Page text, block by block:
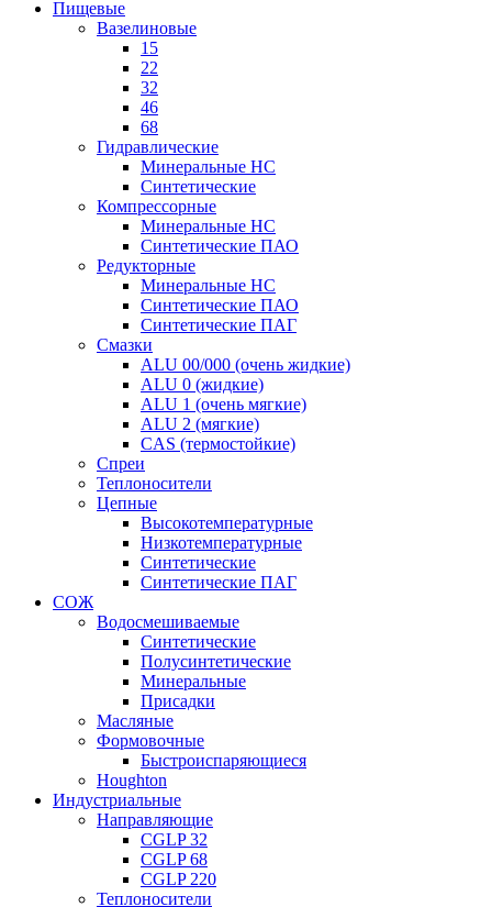
Пищевые
Вазелиновые
15
22
32
46
68
Гидравлические
Минеральные HC
Синтетические
Компрессорные
Минеральные HC
Синтетические ПАО
Редукторные
Минеральные HC
Синтетические ПАО
Синтетические ПАГ
Смазки
ALU 00/000 (очень жидкие)
ALU 0 (жидкие)
ALU 1 (очень мягкие)
ALU 2 (мягкие)
CAS (термостойкие)
Спреи
Теплоносители
Цепные
Высокотемпературные
Низкотемпературные
Синтетические
Синтетические ПАГ
СОЖ
Водосмешиваемые
Синтетические
Полусинтетические
Минеральные
Присадки
Масляные
Формовочные
Быстроиспаряющиеся
Houghton
Индустриальные
Направляющие
CGLP 32
CGLP 68
CGLP 220
Теплоносители